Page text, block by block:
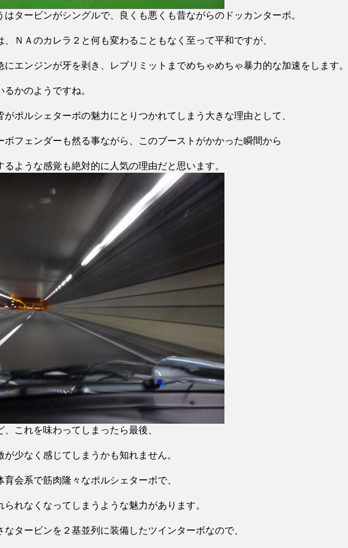
はタービンがシングルで、良くも悪くも昔ながらのドッカンターボ。
、ＮＡのカレラ２と何も変わることもなく至って平和ですが、
にエンジンが牙を剥き、レブリミットまでめちゃめちゃ暴力的な加速をします。
かのようですね。
がポルシェターボの魅力にとりつかれてしまう大きな理由として、
ボフェンダーも然る事ながら、このブーストがかかった瞬間から
ような感覚も絶対的に人気の理由だと思います。
これを味わってしまったら最後、
少なく感じてしまうかも知れません。
会系で筋肉隆々なポルシェターボで、
れなくなってしまうような魅力があります。
タービンを２基並列に装備したツインターボなので、